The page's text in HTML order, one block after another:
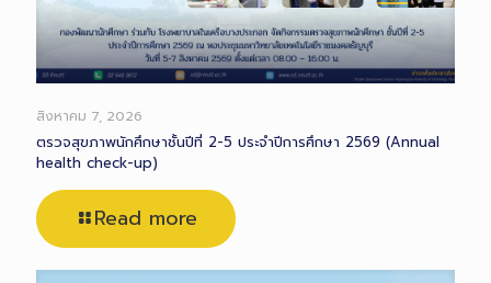
สิงหาคม 7, 2026
ตรวจสุขภาพนักศึกษาชั้นปีที่ 2-5 ประจำปีการศึกษา 2569 (Annual
health check-up)
Read more